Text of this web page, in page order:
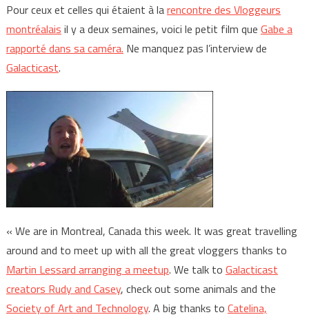
Pour ceux et celles qui étaient à larencontre des Vloggeurs
montréalais il y a deux semaines, voici le petit film que Gabe a
rapporté dans sa caméra. Ne manquez pas l’interview de
Galacticast.
« We are in Montreal, Canada this week. It was great travelling
around and to meet up with all the great vloggers thanks to
Martin Lessard arranging a meetup. We talk to Galacticast
creators Rudy and Casey, check out some animals and the
Society of Art and Technology. A big thanks to Catelina,